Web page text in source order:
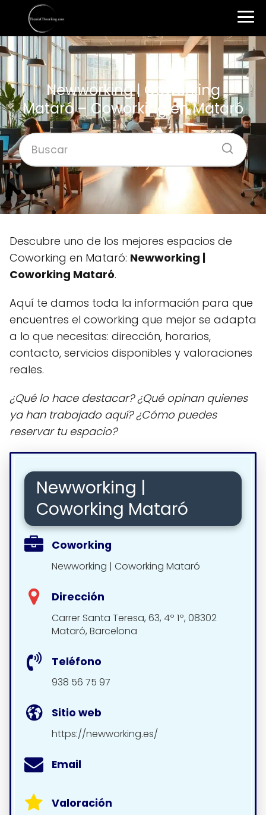
Newworking | Coworking
Mataró – Coworking en Mataró
Descubre uno de los mejores espacios de
Coworking en Mataró: Newworking |
Coworking Mataró.
Aquí te damos toda la información para que
encuentres el coworking que mejor se adapta
a lo que necesitas: dirección, horarios,
contacto, servicios disponibles y valoraciones
reales.
¿Qué lo hace destacar? ¿Qué opinan quienes
ya han trabajado aquí? ¿Cómo puedes
reservar tu espacio?
Newworking |
Coworking Mataró
Coworking
Newworking | Coworking Mataró
Dirección
Carrer Santa Teresa, 63, 4º 1º, 08302
Mataró, Barcelona
Teléfono
938 56 75 97
Sitio web
https://newworking.es/
Email
Valoración